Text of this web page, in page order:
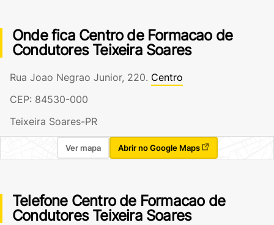
Onde fica Centro de Formacao de
Condutores Teixeira Soares
Rua Joao Negrao Junior, 220. Centro
CEP: 84530-000
Teixeira Soares-PR
Ver mapa Abrir no Google Maps
Telefone Centro de Formacao de
Condutores Teixeira Soares